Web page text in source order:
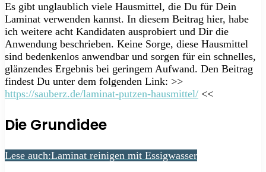
Es gibt unglaublich viele Hausmittel, die Du für Dein
Laminat verwenden kannst. In diesem Beitrag hier, habe
ich weitere acht Kandidaten ausprobiert und Dir die
Anwendung beschrieben. Keine Sorge, diese Hausmittel
sind bedenkenlos anwendbar und sorgen für ein schnelles,
glänzendes Ergebnis bei geringem Aufwand. Den Beitrag
findest Du unter dem folgenden Link: >>
https://sauberz.de/laminat-putzen-hausmittel/ <<
Die Grundidee
Lese auch:Laminat reinigen mit Essigwasser